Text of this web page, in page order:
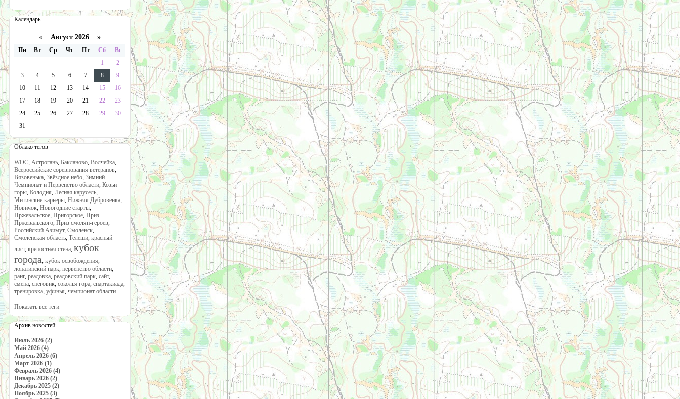
Календарь
« Август 2026 »
Пн Вт Ср Чт Пт Сб
Вс
1
2
3
4 5 6 7 8
9
10
11 12 13 14 15
16
17
18 19 20 21 22
23
24
25 26 27 28 29
30
31
Облако тегов
WOC, Астрогань, Бакланово, Волчейка,
Всероссийские соревнования ветеранов,
Вязовенька, Звёздное небо, Зимний
Чемпионат и Первенство области, Козьи
горы, Колодня, Лесная карусель,
Митинские карьеры, Нижняя Дубровенка,
Новичок, Новогодние старты,
Пржевальское, Пригорское, Приз
Пржевальского, Приз смолян-героев,
Российский Азимут, Смоленск,
Смоленская область, Телеши, красный
лист, крепостная стена, кубок
города, кубок освобождения,
лопатинский парк, первенство области,
ранг, реадовка, реадовский парк, сайт,
смена, снеговик, соколья гора, спартакиада,
тренировка, уфинья, чемпионат области
Показать все теги
Архив новостей
Июль 2026 (2)
Май 2026 (4)
Апрель 2026 (6)
Март 2026 (1)
Февраль 2026 (4)
Январь 2026 (2)
Декабрь 2025 (2)
Ноябрь 2025 (3)